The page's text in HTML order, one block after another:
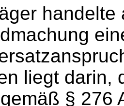
liegt darin,
§ 276